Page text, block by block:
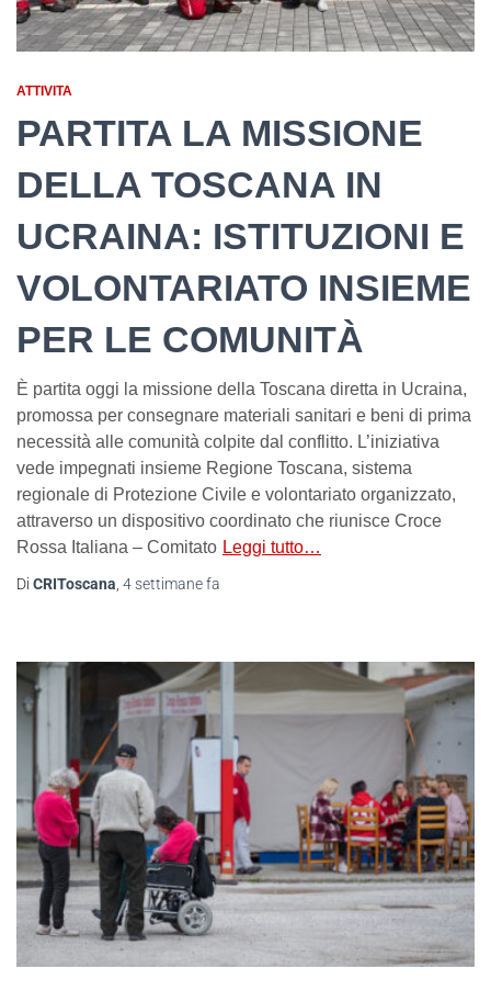
ATTIVITA
PARTITA LA MISSIONE
DELLA TOSCANA IN
UCRAINA: ISTITUZIONI E
VOLONTARIATO INSIEME
PER LE COMUNITÀ
È partita oggi la missione della Toscana diretta in Ucraina,
promossa per consegnare materiali sanitari e beni di prima
necessità alle comunità colpite dal conflitto. L’iniziativa
vede impegnati insieme Regione Toscana, sistema
regionale di Protezione Civile e volontariato organizzato,
attraverso un dispositivo coordinato che riunisce Croce
Rossa Italiana – Comitato Leggi tutto…
Di CRIToscana 4 settimanefa